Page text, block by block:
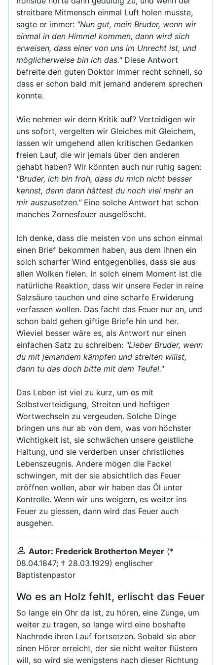
streitbare Mitmensch einmal Luft holen musste,
sagte er immer: "Nun gut, mein Bruder, wenn wir
einmal in den Himmel kommen, dann wird sich
erweisen, dass einer von uns im Unrecht ist, und
möglicherweise bin ich das."Diese Antwort
befreite den guten Doktor immer recht schnell, so
dass er schon bald mit jemand anderem sprechen
konnte.
Wie nehmen wir denn Kritik auf? Verteidigen wir
uns sofort, vergelten wir Gleiches mit Gleichem,
lassen wir umgehend allen kritischen Gedanken
freien Lauf, die wir jemals über den anderen
gehabt haben? Wir könnten auch nur ruhig sagen:
"Bruder, ich bin froh, dass du mich nicht besser
kennst, denn dann hättest du noch viel mehr an
mir auszusetzen."Eine solche Antwort hat schon
manches Zornesfeuer ausgelöscht.
Ich denke, dass die meisten von uns schon einmal
einen Brief bekommen haben, aus dem ihnen ein
solch scharfer Wind entgegenblies, dass sie aus
allen Wolken fielen. In solch einem Moment ist die
natürliche Reaktion, dass wir unsere Feder in reine
Salzsäure tauchen und eine scharfe Erwiderung
verfassen wollen. Das facht das Feuer nur an, und
schon bald gehen giftige Briefe hin und her.
Wieviel besser wäre es, als Antwort nur einen
einfachen Satz zu schreiben: "Lieber Bruder, wenn
du mit jemandem kämpfen und streiten willst,
dann tu das doch bitte mit dem Teufel."
Das Leben ist viel zu kurz, um es mit
Selbstverteidigung, Streiten und heftigen
Wortwechseln zu vergeuden. Solche Dinge
bringen uns nur ab von dem, was von höchster
Wichtigkeit ist, sie schwächen unsere geistliche
Haltung, und sie verderben unser christliches
Lebenszeugnis. Andere mögen die Fackel
schwingen, mit der sie absichtlich das Feuer
eröffnen wollen, aber wir haben das Öl unter
Kontrolle. Wenn wir uns weigern, es weiter ins
Feuer zu giessen, dann wird das Feuer auch
ausgehen.
Autor: Frederick Brotherton Meyer (*
08.04.1847; † 28.03.1929) englischer
Baptistenpastor
Wo es an Holz fehlt, erlischt das Feuer
So lange ein Ohr da ist, zu hören, eine Zunge, um
weiter zu tragen, so lange wird eine boshafte
Nachrede ihren Lauf fortsetzen. Sobald sie aber
einen Hörer erreicht, der sie nicht weiter flüstern
will, so wird sie wenigstens nach dieser Richtung